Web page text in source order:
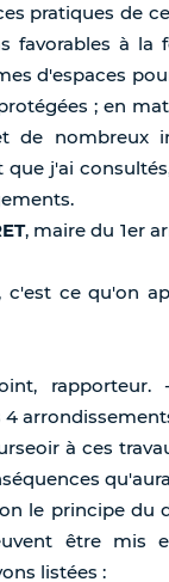
pratiques de
favorables à
d'espaces
; en
de nombreux
que j'ai
, maire du 1er
c'est ce qu'on
rapporteur.
à ces
le principe du
être mis
listées :